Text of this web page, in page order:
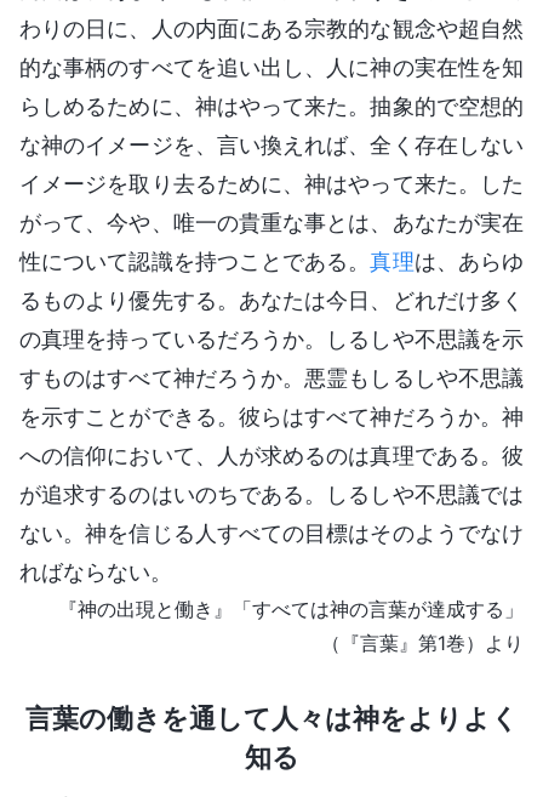
わりの日に、人の内面にある宗教的な観念や超自然
的な事柄のすべてを追い出し、人に神の実在性を知
らしめるために、神はやって来た。抽象的で空想的
な神のイメージを、言い換えれば、全く存在しない
イメージを取り去るために、神はやって来た。した
がって、今や、唯一の貴重な事とは、あなたが実在
性について認識を持つことである。真理は、あらゆ
るものより優先する。あなたは今日、どれだけ多く
の真理を持っているだろうか。しるしや不思議を示
すものはすべて神だろうか。悪霊もしるしや不思議
を示すことができる。彼らはすべて神だろうか。神
への信仰において、人が求めるのは真理である。彼
が追求するのはいのちである。しるしや不思議では
ない。神を信じる人すべての目標はそのようでなけ
ればならない。
『神の出現と働き』「すべては神の言葉が達成する」
（『言葉』第1巻）より
言葉の働きを通して人々は神をよりよく
知る